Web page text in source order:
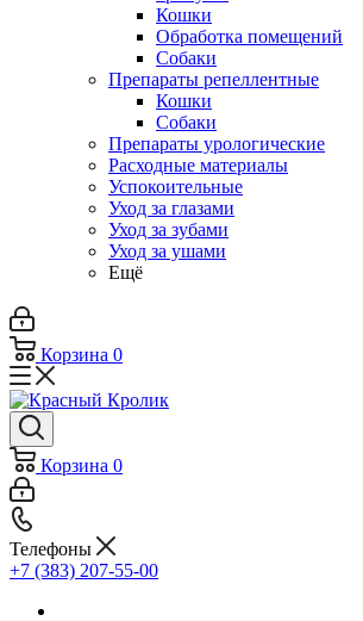
Кошки
Обработка помещений
Собаки
Препараты репеллентные
Кошки
Собаки
Препараты урологические
Расходные материалы
Успокоительные
Уход за глазами
Уход за зубами
Уход за ушами
Ещё
Корзина 0
Корзина 0
Телефоны
+7 (383) 207-55-00